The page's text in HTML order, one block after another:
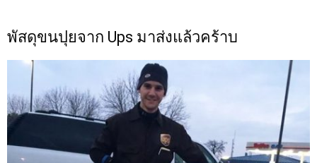
พัสดุขนปุยจาก Ups มาส่งแล้วคร้าบ